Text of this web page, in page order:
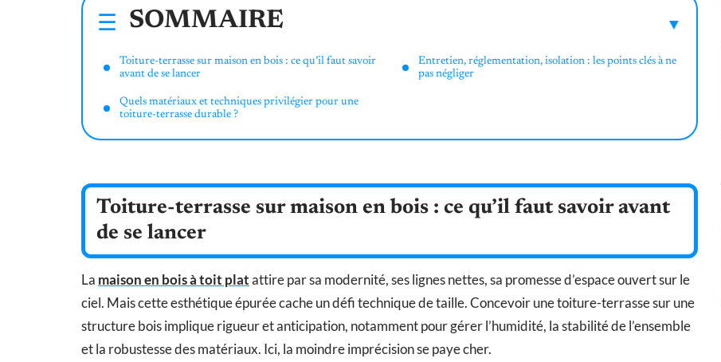
SOMMAIRE
Toiture-terrasse sur maison en bois : ce qu’il faut savoir
avant de se lancer
Quels matériaux et techniques privilégier pour une
toiture-terrasse durable ?
Entretien, réglementation, isolation : les points clés à ne
pas négliger
Toiture-terrasse sur maison en bois : ce qu’il faut savoir avant
de se lancer
La maison en bois à toit platattire par sa modernité, ses lignes nettes, sa promesse d’espace ouvert sur le
ciel. Mais cette esthétique épurée cache un défi technique de taille. Concevoir une toiture-terrasse sur une
structure bois implique rigueur et anticipation, notamment pour gérer l’humidité, la stabilité de l’ensemble
et la robustesse des matériaux. Ici, la moindre imprécision se paye cher.